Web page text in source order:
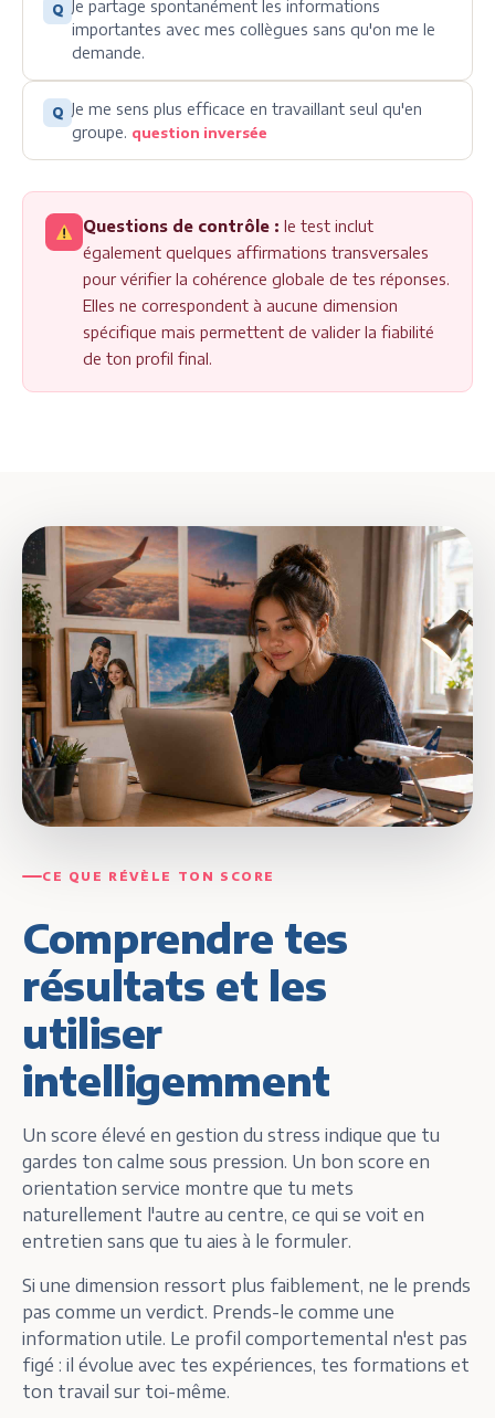
Q
Je partage spontanément les informations
importantes avec mes collègues sans qu'on me le
demande.
Q Je me sens plus efficace en travaillant seul qu'en
groupe. question inversée
Questions de contrôle : le test inclut
également quelques affirmations transversales
pour vérifier la cohérence globale de tes réponses.
Elles ne correspondent à aucune dimension
spécifique mais permettent de valider la fiabilité
de ton profil final.
CE QUE RÉVÈLE TON SCORE
Comprendre tes
résultats et les
utiliser
intelligemment
Un score élevé en gestion du stress indique que tu
gardes ton calme sous pression. Un bon score en
orientation service montre que tu mets
naturellement l'autre au centre, ce qui se voit en
entretien sans que tu aies à le formuler.
Si une dimension ressort plus faiblement, ne le prends
pas comme un verdict. Prends-le comme une
information utile. Le profil comportemental n'est pas
figé : il évolue avec tes expériences, tes formations et
ton travail sur toi-même.